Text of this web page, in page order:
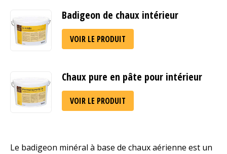
Badigeon de chaux intérieur
VOIR LE PRODUIT
Chaux pure en pâte pour intérieur
VOIR LE PRODUIT
Le badigeon minéral à base de chaux aérienne est un